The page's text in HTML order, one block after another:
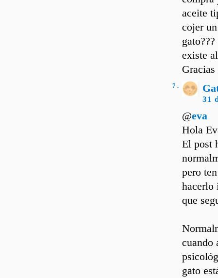
aceite
cojer
existe
Gracias
7 .
31
@eva
Hola
El post
pero
hacerlo
que
cuando
gato